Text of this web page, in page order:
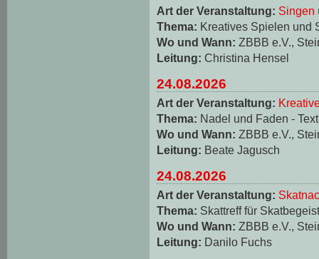
Art der Veranstaltung: Singen
Thema: Kreatives Spielen und
Wo und Wann: ZBBB e.V.,
Leitung: Christina Hensel
24.08.2026
Art der Veranstaltung:
Thema: Nadel und Faden -
Wo und Wann: ZBBB e.V.,
Leitung: Beate Jagusch
24.08.2026
Art der Veranstaltung:
Thema: Skattreff für
Wo und Wann: ZBBB e.V.,
Leitung: Danilo Fuchs